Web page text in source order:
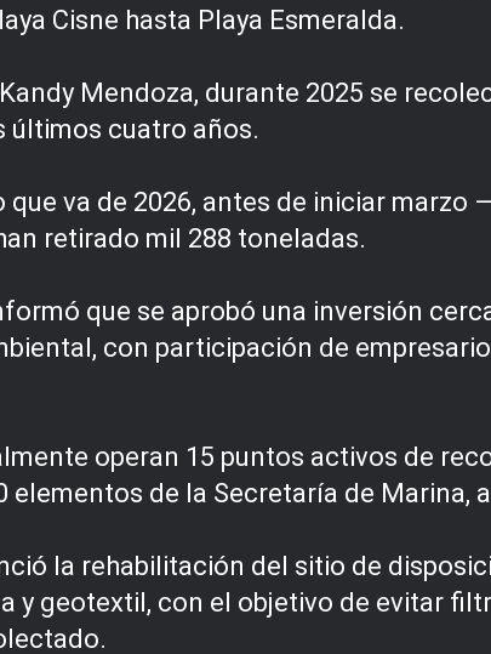
Cisne hasta Playa Esmeralda.
Mendoza, durante 2025 se
últimos cuatro años.
que va de 2026, antes de iniciar
retirado mil 288 toneladas.
que se aprobó una inversión
con participación de
operan 15 puntos activos de
elementos de la Secretaría de Marina,
la rehabilitación del sitio de
y geotextil, con el objetivo de evitar